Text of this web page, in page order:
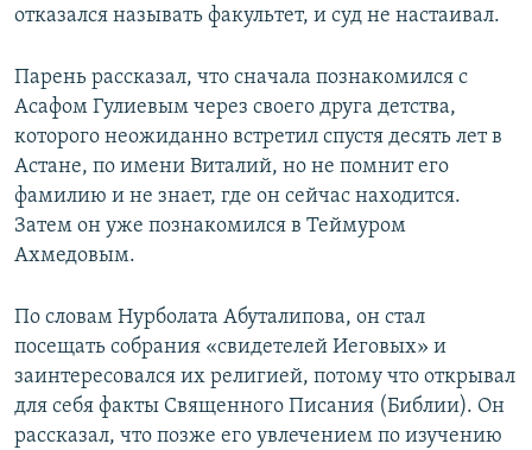
отказался называть факультет, и суд не настаивал.
Парень рассказал, что сначала познакомился с
Асафом Гулиевым через своего друга детства,
которого неожиданно встретил спустя десять лет в
Астане, по имени Виталий, но не помнит его
фамилию и не знает, где он сейчас находится.
Затем он уже познакомился в Теймуром
Ахмедовым.
По словам Нурболата Абуталипова, он стал
посещать собрания «свидетелей Иеговых» и
заинтересовался их религией, потому что открывал
для себя факты Священного Писания (Библии). Он
рассказал, что позже его увлечением по изучению